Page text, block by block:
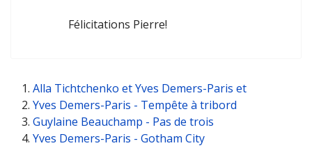
Félicitations Pierre!
Alla Tichtchenko et Yves Demers-Paris et
Yves Demers-Paris - Tempête à tribord
Guylaine Beauchamp - Pas de trois
Yves Demers-Paris - Gotham City